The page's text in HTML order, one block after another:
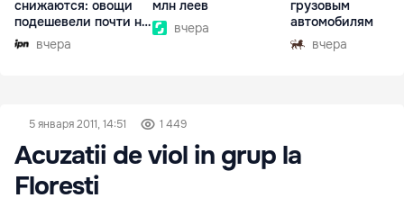
снижаются: овощи
подешевели почти на
30%вчера
млн леев
вчера
грузовым
автомобилям
вчера
5 января 2011, 14:51 1 449
Acuzatii de viol in grup la
Floresti